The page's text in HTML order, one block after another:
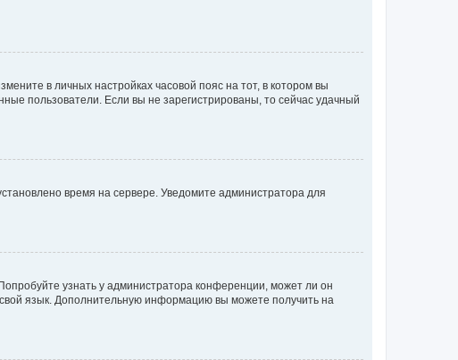
в личных настройках часовой пояс на тот, в котором вы
пользователи. Если вы не зарегистрированы, то сейчас удачный
время на сервере. Уведомите администратора для
узнать у администратора конференции, может ли он
язык. Дополнительную информацию вы можете получить на